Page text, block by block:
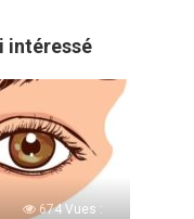
intéressé
674 Vues :